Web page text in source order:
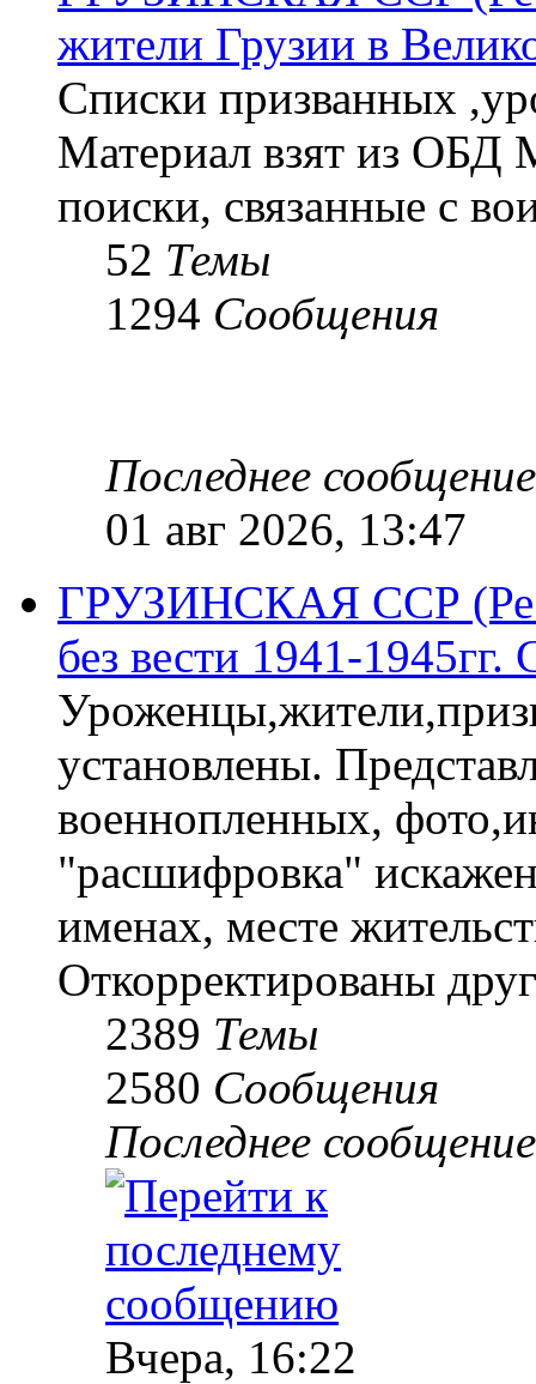
жители Грузии в
Списки призванных
Материал взят из ОБД
поиски, связанные с
52 Темы
1294 Сообщения
Последнее сообщение
01 авг 2026, 13:47
ГРУЗИНСКАЯ ССР
без вести 1941-
установлены.
военнопленных,
"расшифровка"
именах, месте
Откорректированы
2389 Темы
2580 Сообщения
Последнее сообщение
Вчера, 16:22